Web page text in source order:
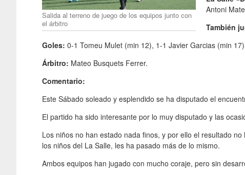
Salida al terreno de juego de los equipos junto con
el árbitro
Antoni
También
Goles: 0-1 Tomeu Mulet (min 12), 1-1 Javier Garcias (min
Árbitro: Mateo Busquets Ferrer.
Comentario:
Este Sábado soleado y esplendido se ha disputado el
El partido ha sido interesante por lo muy disputado y las
Los niños no han estado nada finos, y por ello el resultado
los niños del La Salle, les ha pasado más de lo mismo.
Ambos equipos han jugado con mucho coraje, pero sin